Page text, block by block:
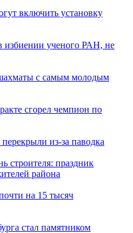
включить установку
избиении ученого РАН, не
с самым молодым
сгорел чемпион по
из-за паводка
строителя: праздник
района
на 15 тысяч
стал памятником